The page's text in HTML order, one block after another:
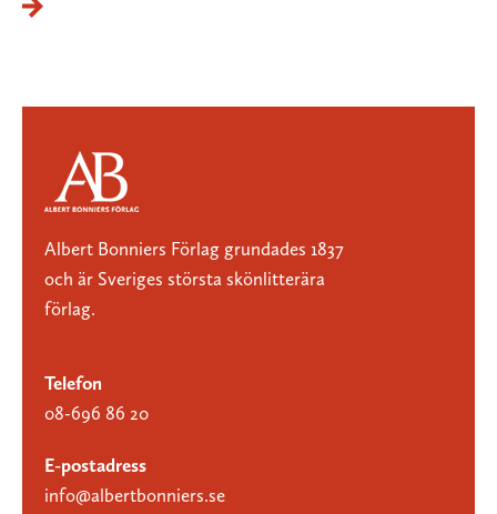
Albert Bonniers Förlag grundades 1837
och är Sveriges största skönlitterära
förlag.
Telefon
08-696 86 20
E-postadress
info@albertbonniers.se